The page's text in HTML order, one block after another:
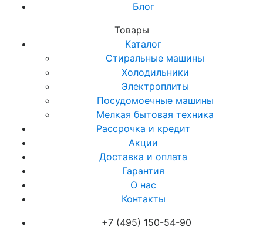
Блог
Товары
Каталог
Стиральные машины
Холодильники
Электроплиты
Посудомоечные машины
Мелкая бытовая техника
Рассрочка и кредит
Акции
Доставка и оплата
Гарантия
О нас
Контакты
+7 (495) 150-54-90